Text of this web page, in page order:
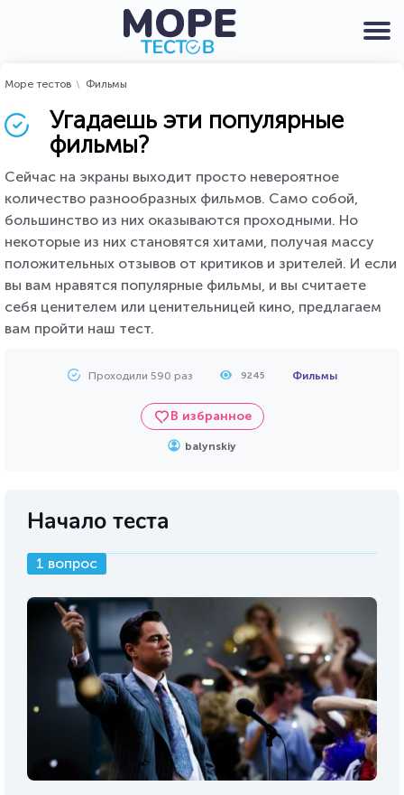
Море тестов Фильмы
Угадаешь эти популярные
фильмы?
Сейчас на экраны выходит просто невероятное
количество разнообразных фильмов. Само собой,
большинство из них оказываются проходными. Но
некоторые из них становятся хитами, получая массу
положительных отзывов от критиков и зрителей. И если
вы вам нравятся популярные фильмы, и вы считаете
себя ценителем или ценительницей кино, предлагаем
вам пройти наш тест.
Проходили 590 раз 9245 Фильмы
В избранное
balynskiy
Начало теста
1 вопрос